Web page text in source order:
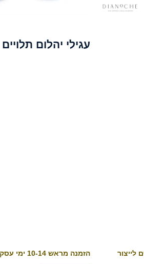
עגילי יהלום תלויים
הזמנה מראש 10-14 ימי עסקים לייצור